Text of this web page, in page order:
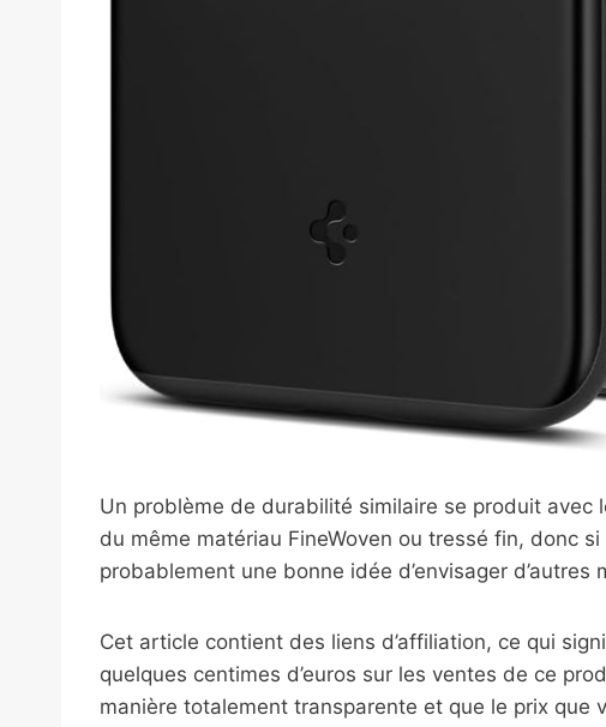
Un problème de durabilité similaire se produit
du même matériau FineWoven ou tressé fin, donc si
probablement une bonne idée d’envisager d’autres
Cet article contient des liens d’affiliation, ce qui
quelques centimes d’euros sur les ventes de ce
manière totalement transparente et que le prix que